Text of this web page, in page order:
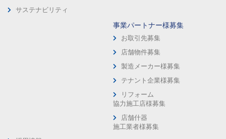
サステナビリティ
事業パートナー様募集
お取引先募集
店舗物件募集
製造メーカー様募集
テナント企業様募集
リフォーム
協力施工店様募集
店舗什器
施工業者様募集